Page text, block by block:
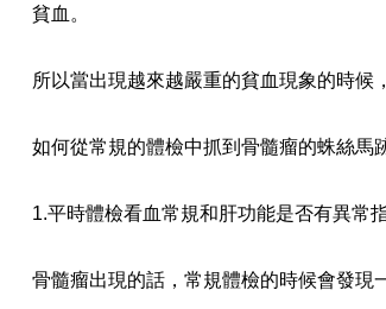
貧血。
所以當出現越來越嚴重的貧血現象的時候
如何從常規的體檢中抓到骨髓瘤的蛛絲馬
1.平時體檢看血常規和肝功能是否有異常
骨髓瘤出現的話，常規體檢的時候會發現